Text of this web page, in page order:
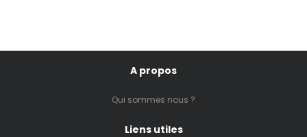
A propos
Qui sommes nous ?
Liens utiles